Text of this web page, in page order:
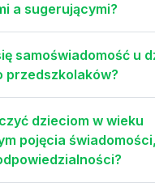
a sugerującymi?
samoświadomość u
przedszkolaków?
dzieciom w wieku
pojęcia świadomości,